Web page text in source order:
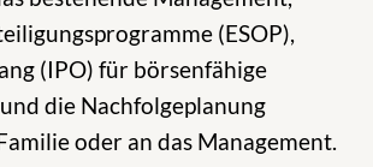
(ESOP),
(IPO) für börsenfähige
die Nachfolgeplanung
oder an das Management.